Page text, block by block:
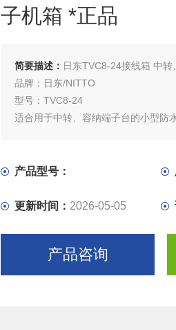
子机箱 *正品
简要描述： 日东TVC8-24接线箱 中
品牌：日东/NITTO
型号：TVC8-24
适合用于中转、容纳端子台的小型防
盖板固定螺丝为防脱落结构。
产品型号：
更新时间： 2026-05-05
产品咨询